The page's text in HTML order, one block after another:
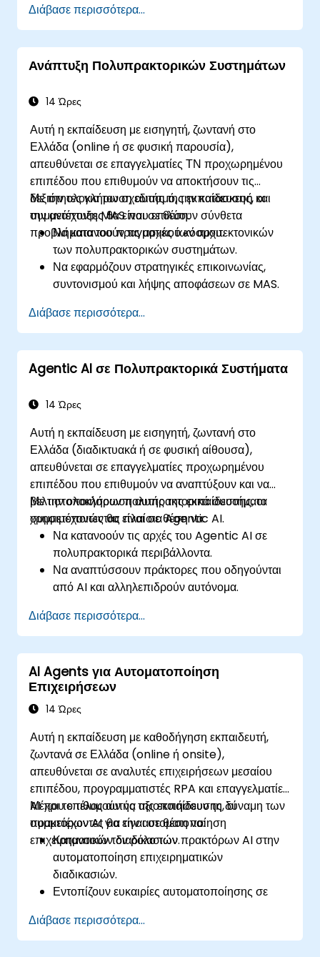
πρακτόρων για την επίλυση πολύπλοκων
προβλημάτων.
Ενισχύουν την αλληλεπίδραση ΤΝ-ανθρώπου
μέσω προσαρμοστικών εμπειριών χρήστη.
πραγματικές εφαρμογές.
Διάβασε περισσότερα...
Ανάπτυξη Πολυπρακτορικών Συστημάτων
14 Ώρες
Αυτή η εκπαίδευση με εισηγητή, ζωντανή στο
Ελλάδα (online ή σε φυσική παρουσία),
απευθύνεται σε επαγγελματίες ΤΝ προχωρημένου
επιπέδου που επιθυμούν να αποκτήσουν τις
δεξιότητες για τον σχεδιασμό, την κατασκευή και
την ανάπτυξη MAS που επιλύουν σύνθετα
προβλήματα του πραγματικού κόσμου.
Με την ολοκλήρωση αυτής της εκπαίδευσης, οι
συμμετέχοντες θα είναι σε θέση:
Να κατανοούν τις αρχές των αρχιτεκτονικών
των πολυπρακτορικών συστημάτων.
Να εφαρμόζουν στρατηγικές επικοινωνίας,
συντονισμού και λήψης αποφάσεων σε MAS.
μοντελοποίηση των αλληλεπιδράσεων των
πρακτόρων και την επίλυση συγκρούσεων.
Να αξιοποιούν πλαίσια όπως το JADE για τη
δημιουργία κλιμακούμενων λύσεων MAS.
κλιμάκωση, η εμπιστοσύνη και η αναδυόμενη
Διάβασε περισσότερα...
Agentic AI σε Πολυπρακτορικά Συστήματα
14 Ώρες
Αυτή η εκπαίδευση με εισηγητή, ζωντανή στο
Ελλάδα (διαδικτυακά ή σε φυσική αίθουσα),
απευθύνεται σε επαγγελματίες προχωρημένου
επιπέδου που επιθυμούν να αναπτύξουν και να
βελτιστοποιήσουν πολυπρακτορικά συστήματα
χρησιμοποιώντας πλαίσια Agentic AI.
Με την ολοκλήρωση αυτής της εκπαίδευσης, οι
συμμετέχοντες θα είναι σε θέση να:
Να κατανοούν τις αρχές του Agentic AI σε
πολυπρακτορικά περιβάλλοντα.
Να αναπτύσσουν πράκτορες που οδηγούνται
από AI και αλληλεπιδρούν αυτόνομα.
προσαρμοστική συμπεριφορά AI.
Να βελτιστοποιούν τη συνεργασία και τον
ανταγωνισμό μεταξύ πολλαπλών πρακτόρων.
Να εφαρμόζουν το Agentic AI στη ρομποτική,
στα παιχνίδια και στην αυτοματοποίηση
επιχειρήσεων.
Διάβασε περισσότερα...
AI Agents για Αυτοματοποίηση
Επιχειρήσεων
14 Ώρες
Αυτή η εκπαίδευση με καθοδήγηση εκπαιδευτή,
ζωντανά σε Ελλάδα (online ή onsite),
απευθύνεται σε αναλυτές επιχειρήσεων μεσαίου
επιπέδου, προγραμματιστές RPA και επαγγελματίες
AI που επιθυμούν να αξιοποιήσουν τη δύναμη των
πρακτόρων AI για την αυτοματοποίηση
επιχειρηματικών διαδικασιών.
Μέχρι το τέλος αυτής της εκπαίδευσης, οι
συμμετέχοντες θα είναι σε θέση να:
Κατανοούν τον ρόλο των πρακτόρων AI στην
αυτοματοποίηση επιχειρηματικών
διαδικασιών.
Εντοπίζουν ευκαιρίες αυτοματοποίησης σε
Αναπτύσσουν λύσεις βασισμένες σε AI για
υποστήριξη πελατών, οικονομικά και ροές
Διάβασε περισσότερα...